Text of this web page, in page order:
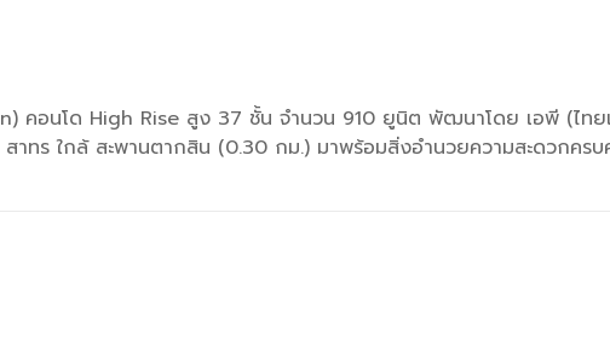
คอนโด High Rise สูง 37 ชั้น จำนวน 910 ยูนิต พัฒนาโดย เอพี (ไท
สาทร ใกล้ สะพานตากสิน (0.30 กม.) มาพร้อมสิ่งอำนวยความสะดวกค